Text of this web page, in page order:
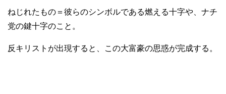
ねじれたもの＝彼らのシンボルである燃える十字や、ナチ
党の鍵十字のこと。
反キリストが出現すると、この大富豪の思惑が完成する。